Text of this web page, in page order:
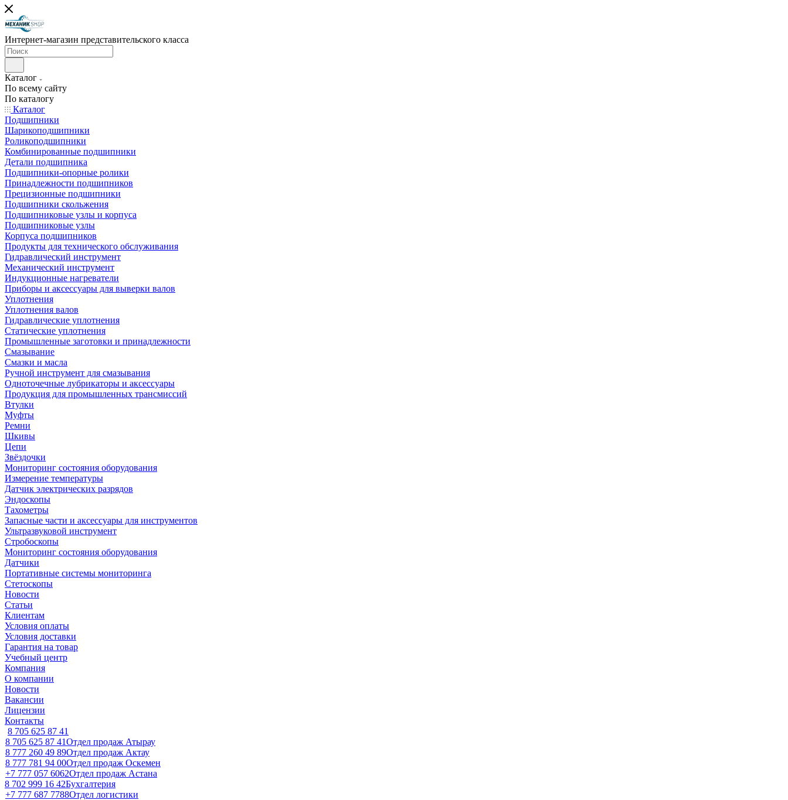
Интернет-магазин представительского класса
Каталог
По всему сайту
По каталогу
Каталог
Подшипники
Шарикоподшипники
Роликоподшипники
Комбинированные подшипники
Детали подшипника
Подшипники-опорные ролики
Принадлежности подшипников
Прецизионные подшипники
Подшипники скольжения
Подшипниковые узлы и корпуса
Подшипниковые узлы
Корпуса подшипников
Продукты для технического обслуживания
Гидравлический инструмент
Механический инструмент
Индукционные нагреватели
Приборы и аксессуары для выверки валов
Уплотнения
Уплотнения валов
Гидравлические уплотнения
Статические уплотнения
Промышленные заготовки и принадлежности
Смазывание
Смазки и масла
Ручной инструмент для смазывания
Одноточечные лубрикаторы и аксессуары
Продукция для промышленных трансмиссий
Втулки
Муфты
Ремни
Шкивы
Цепи
Звёздочки
Мониторинг состояния оборудования
Измерение температуры
Датчик электрических разрядов
Эндоскопы
Тахометры
Запасные части и аксессуары для инструментов
Ультразвуковой инструмент
Стробоскопы
Мониторинг состояния оборудования
Датчики
Портативные системы мониторинга
Стетоскопы
Новости
Статьи
Клиентам
Условия оплаты
Условия доставки
Гарантия на товар
Учебный центр
Компания
О компании
Новости
Вакансии
Лицензии
Контакты
8 705 625 87 41
8 705 625 87 41Отдел продаж Атырау
8 777 260 49 89Отдел продаж Актау
8 777 781 94 00Отдел продаж Оскемен
+7 777 057 6062Отдел продаж Астана
8 702 999 16 42Бухгалтерия
+7 777 687 7788Отдел логистики